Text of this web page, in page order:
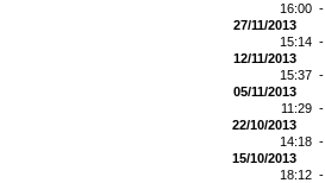
16:00 -
27/11/2013
15:14 -
12/11/2013
15:37 -
05/11/2013
11:29 -
22/10/2013
14:18 -
15/10/2013
18:12 -